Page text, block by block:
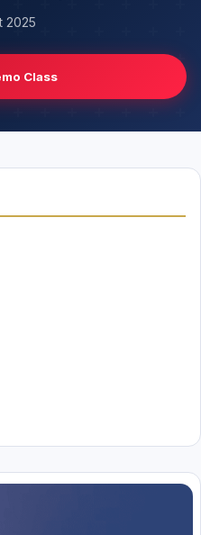
2025
Class